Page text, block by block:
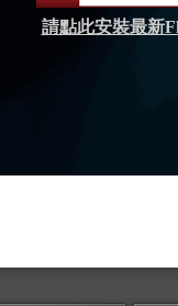
請點此安裝最新